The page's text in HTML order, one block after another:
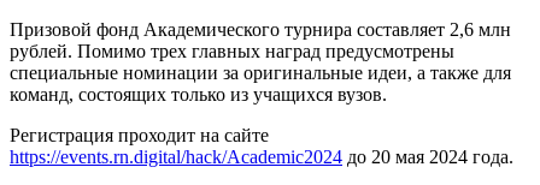
Призовой фонд Академического турнира составляет 2,6 млн
рублей. Помимо трех главных наград предусмотрены
специальные номинации за оригинальные идеи, а также для
команд, состоящих только из учащихся вузов.
Регистрация проходит на сайте
https://events.rn.digital/hack/Academic2024 до 20 мая 2024 года.